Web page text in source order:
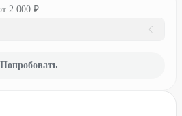
2 000 ₽
Попробовать